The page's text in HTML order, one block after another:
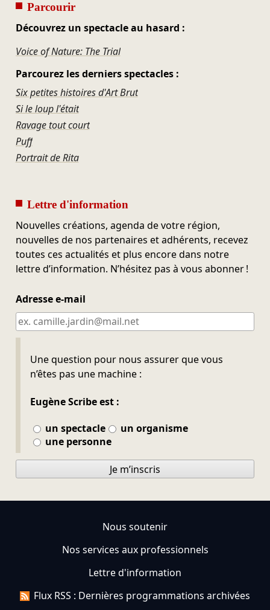
Parcourir
Découvrez un spectacle au hasard :
Voice of Nature: The Trial
Parcourez les derniers spectacles :
Six petites histoires d'Art Brut
Si le loup l'était
Ravage tout court
Puff
Portrait de Rita
Lettre d'information
Nouvelles créations, agenda de votre région,
nouvelles de nos partenaires et adhérents, recevez
toutes ces actualités et plus encore dans notre
lettre d’information. N’hésitez pas à vous abonner !
Adresse e-mail
Une question pour nous assurer que vous
n’êtes pas une machine :
Eugène Scribe est :
un spectacle
un organisme
une personne
Ne pas remplir
Je m’inscris
Nous soutenir
Nos services aux professionnels
Lettre d'information
Flux RSS : Dernières programmations archivées